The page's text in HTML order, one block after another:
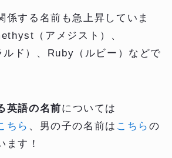
係する名前も急上昇していま
（アメジスト）、
ド）、Ruby（ルビー）などで
英語の名前については
ちら 、男の子の名前は こちら の
ます！